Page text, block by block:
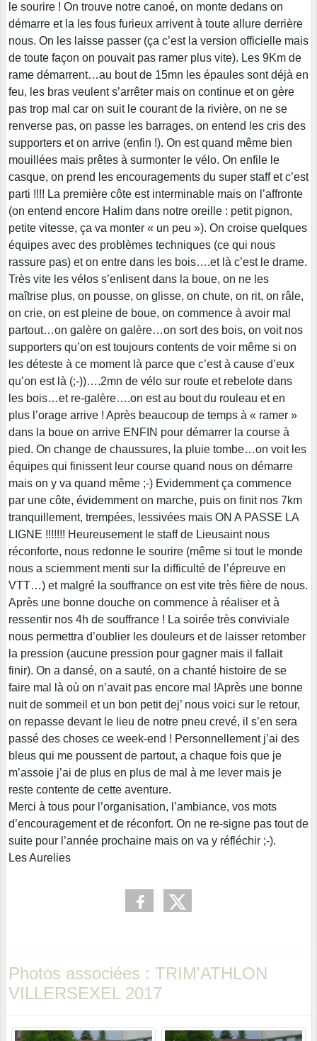
le sourire ! On trouve notre canoé, on monte dedans on
démarre et la les fous furieux arrivent à toute allure derrière
nous. On les laisse passer (ça c’est la version officielle mais
de toute façon on pouvait pas ramer plus vite). Les 9Km de
rame démarrent…au bout de 15mn les épaules sont déjà en
feu, les bras veulent s’arrêter mais on continue et on gère
pas trop mal car on suit le courant de la rivière, on ne se
renverse pas, on passe les barrages, on entend les cris des
supporters et on arrive (enfin !). On est quand même bien
mouillées mais prêtes à surmonter le vélo. On enfile le
casque, on prend les encouragements du super staff et c’est
parti !!!! La première côte est interminable mais on l’affronte
(on entend encore Halim dans notre oreille : petit pignon,
petite vitesse, ça va monter « un peu »). On croise quelques
équipes avec des problèmes techniques (ce qui nous
rassure pas) et on entre dans les bois….et là c’est le drame.
Très vite les vélos s’enlisent dans la boue, on ne les
maîtrise plus, on pousse, on glisse, on chute, on rit, on râle,
on crie, on est pleine de boue, on commence à avoir mal
partout…on galère on galère…on sort des bois, on voit nos
supporters qu’on est toujours contents de voir même si on
les déteste à ce moment là parce que c’est à cause d’eux
qu’on est là (;-))….2mn de vélo sur route et rebelote dans
les bois…et re-galère….on est au bout du rouleau et en
plus l’orage arrive ! Après beaucoup de temps à « ramer »
dans la boue on arrive ENFIN pour démarrer la course à
pied. On change de chaussures, la pluie tombe…on voit les
équipes qui finissent leur course quand nous on démarre
mais on y va quand même ;-) Evidemment ça commence
par une côte, évidemment on marche, puis on finit nos 7km
tranquillement, trempées, lessivées mais ON A PASSE LA
LIGNE !!!!!!! Heureusement le staff de Lieusaint nous
réconforte, nous redonne le sourire (même si tout le monde
nous a sciemment menti sur la difficulté de l’épreuve en
VTT…) et malgré la souffrance on est vite très fière de nous.
Après une bonne douche on commence à réaliser et à
ressentir nos 4h de souffrance ! La soirée très conviviale
nous permettra d’oublier les douleurs et de laisser retomber
la pression (aucune pression pour gagner mais il fallait
finir). On a dansé, on a sauté, on a chanté histoire de se
faire mal là où on n’avait pas encore mal !Après une bonne
nuit de sommeil et un bon petit dej’ nous voici sur le retour,
on repasse devant le lieu de notre pneu crevé, il s’en sera
passé des choses ce week-end ! Personnellement j’ai des
bleus qui me poussent de partout, a chaque fois que je
m’assoie j’ai de plus en plus de mal à me lever mais je
reste contente de cette aventure.
Merci à tous pour l’organisation, l’ambiance, vos mots
d’encouragement et de réconfort. On ne re-signe pas tout de
suite pour l’année prochaine mais on va y réfléchir ;-).
Les Aurelies
Photos associées : TRIM'ATHLON
VILLERSEXEL 2017